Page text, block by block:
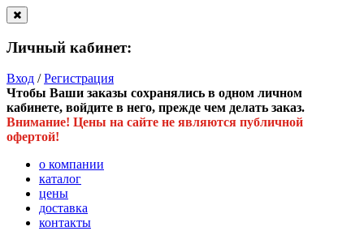
Личный кабинет:
Вход /Регистрация
Чтобы Ваши заказы сохранялись в одном личном
кабинете, войдите в него, прежде чем делать заказ.
Внимание! Цены на сайте не являются публичной
офертой!
о компании
каталог
цены
доставка
контакты